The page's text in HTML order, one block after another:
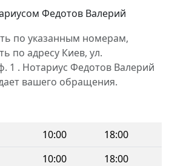
Федотов Валерий
по указанным номерам,
по адресу Киев, ул.
1 . Нотариус Федотов Валерий
вашего обращения.
10:00
18:00
10:00
18:00